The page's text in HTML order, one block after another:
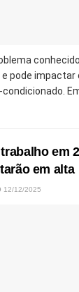
pode
em
em alta
12/12/2025